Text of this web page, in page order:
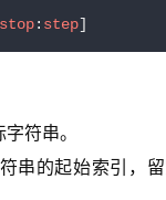
stop: step]
字符串。
串的起始索引，